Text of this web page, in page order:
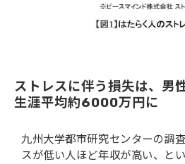
ストレスに伴う損失は、男
生涯平均約6000万円に
九州大学都市研究センターの調
スが低い人ほど年収が高い、と